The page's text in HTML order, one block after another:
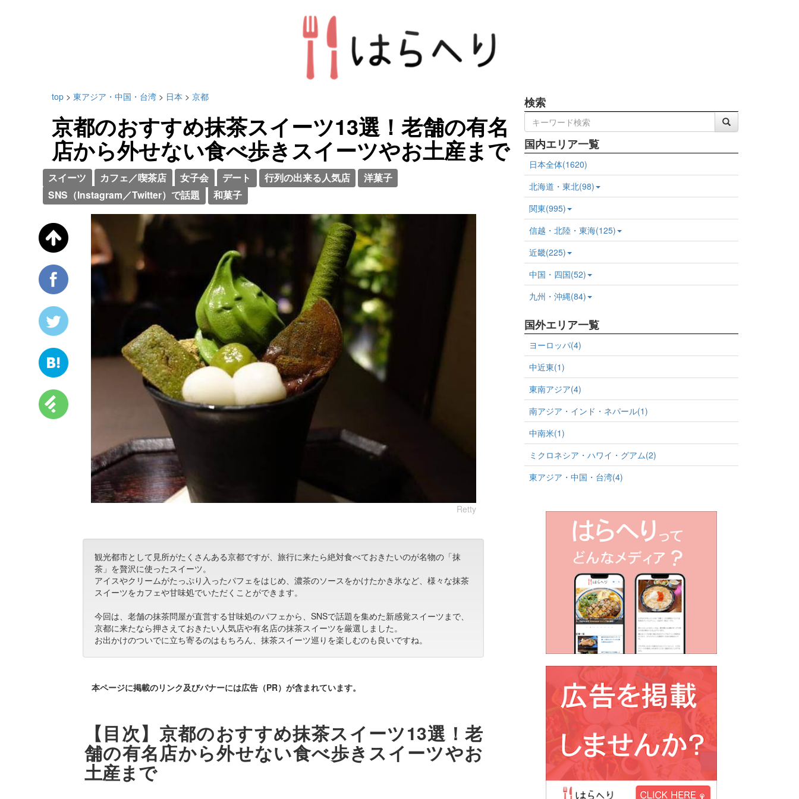
top > 東アジア・中国・台湾 > 日本 > 京都
京都のおすすめ抹茶スイーツ13選！老舗の有名
店から外せない食べ歩きスイーツやお土産まで
スイーツ カフェ／喫茶店 女子会 デート 行列の出来る人気店
洋菓子
SNS（Instagram／Twitter）で話題
和菓子
Retty
観光都市として見所がたくさんある京都ですが、旅行に来たら絶対食べておきたいのが名物の「抹
茶」を贅沢に使ったスイーツ。
アイスやクリームがたっぷり入ったパフェをはじめ、濃茶のソースをかけたかき氷など、様々な抹茶
スイーツをカフェや甘味処でいただくことができます。
今回は、老舗の抹茶問屋が直営する甘味処のパフェから、SNSで話題を集めた新感覚スイーツまで、
京都に来たなら押さえておきたい人気店や有名店の抹茶スイーツを厳選しました。
お出かけのついでに立ち寄るのはもちろん、抹茶スイーツ巡りを楽しむのも良いですね。
本ページに掲載のリンク及びバナーには広告（PR）が含まれています。
【目次】京都のおすすめ抹茶スイーツ13選！老
舗の有名店から外せない食べ歩きスイーツやお
土産まで
検索
国内エリア一覧
日本全体(1620)
北海道・東北(98)
関東(995)
信越・北陸・東海(125)
近畿(225)
中国・四国(52)
九州・沖縄(84)
国外エリア一覧
ヨーロッパ(4)
中近東(1)
東南アジア(4)
南アジア・インド・ネパール(1)
中南米(1)
ミクロネシア・ハワイ・グアム(2)
東アジア・中国・台湾(4)